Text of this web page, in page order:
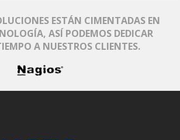
ESTÁN CIMENTADAS EN
ASÍ PODEMOS DEDICAR
A NUESTROS CLIENTES.